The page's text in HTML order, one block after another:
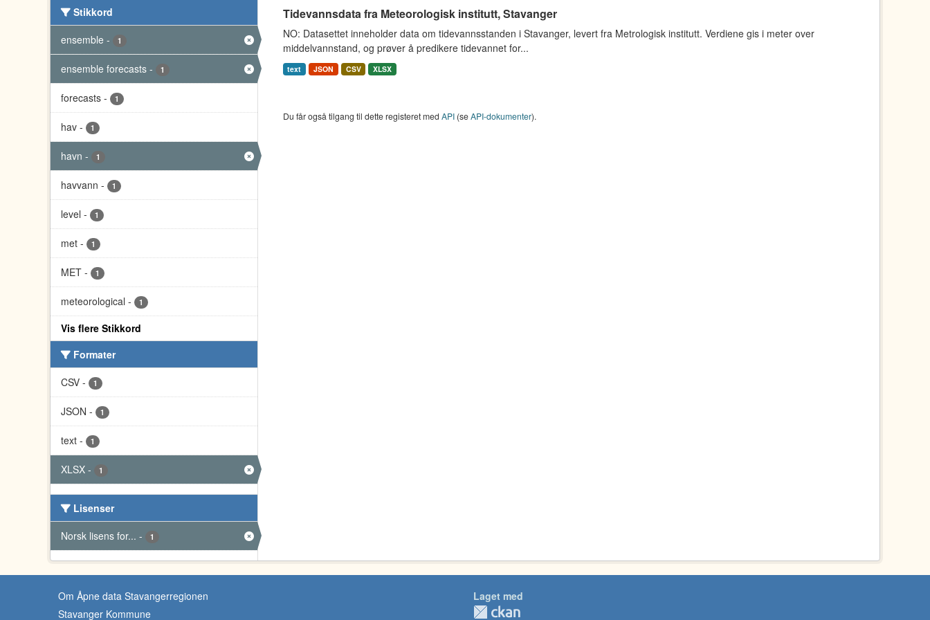
Stikkord
ensemble - 1
ensemble forecasts - 1
forecasts - 1
hav - 1
havn - 1
havvann - 1
level - 1
met - 1
MET - 1
meteorological - 1
Vis flere Stikkord
Formater
CSV - 1
JSON - 1
text - 1
XLSX - 1
Lisenser
Norsk lisens for... - 1
Tidevannsdata fra Meteorologisk institutt, Stavanger
NO: Datasettet inneholder data om tidevannsstanden i Stavanger, levert fra Metrologisk institutt. Verdiene gis i meter over
middelvannstand, og prøver å predikere tidevannet for...
text JSON CSV XLSX
Du får også tilgang til dette registeret med API(seAPI-dokumenter).
Om Åpne data Stavangerregionen
Stavanger Kommune
Laget med